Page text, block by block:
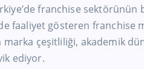
franchise
faaliyet gösteren franchise
çeşitliliği, akademik
ediyor.